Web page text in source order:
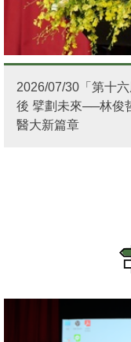
2026/07/30「第十
後 擘劃未來──林俊
醫大新篇章